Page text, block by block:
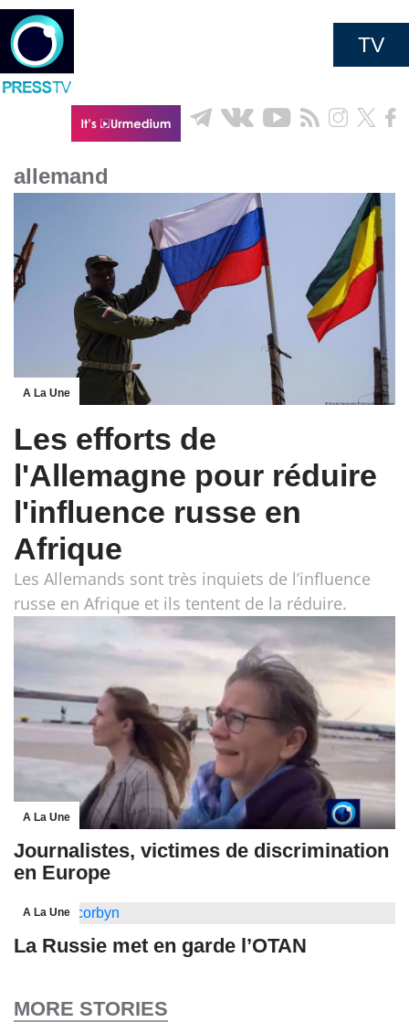
TV
allemand
A La Une
Les efforts de
l'Allemagne pour réduire
l'influence russe en
Afrique
Les Allemands sont très inquiets de l’influence
russe en Afrique et ils tentent de la réduire.
A La Une
Journalistes, victimes de discrimination
en Europe
A La Une
La Russie met en garde l’OTAN
MORE STORIES